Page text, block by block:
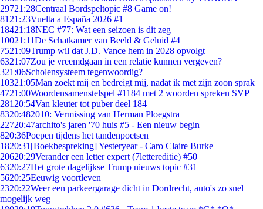
29721:28Centraal Bordspeltopic #8 Game on!
81 21:23Vuelta a España 2026 #1
18421:18NEC #77: Wat een seizoen is dit zeg
10021:11De Schatkamer van Beeld & Geluid #4
7521:09Trump wil dat J.D. Vance hem in 2028 opvolgt
6321:07Zou je vreemdgaan in een relatie kunnen vergeven?
321:06Scholensysteem tegenwoordig?
10321:05Man zoekt mij en bedreigt mij, nadat ik met zijn zoon sprak
4721:00Woordensamenstelspel #1184 met 2 woorden spreken SVP
281 20:54Van kleuter tot puber deel 184
8320:482010: Vermissing van Herman Ploegstra
22720:47archito's jaren '70 huis #5 - Een nieuw begin
820:36Poepen tijdens het tandenpoetsen
1820:31 [Boekbespreking] Yesteryear - Caro Claire Burke
20620:29Verander een letter expert (7lettereditie) #50
6320:27Het grote dagelijkse Trump nieuws topic #31
5620:25Eeuwig voortleven
2320:22Weer een parkeergarage dicht in Dordrecht, auto's zo snel
mogelijk weg